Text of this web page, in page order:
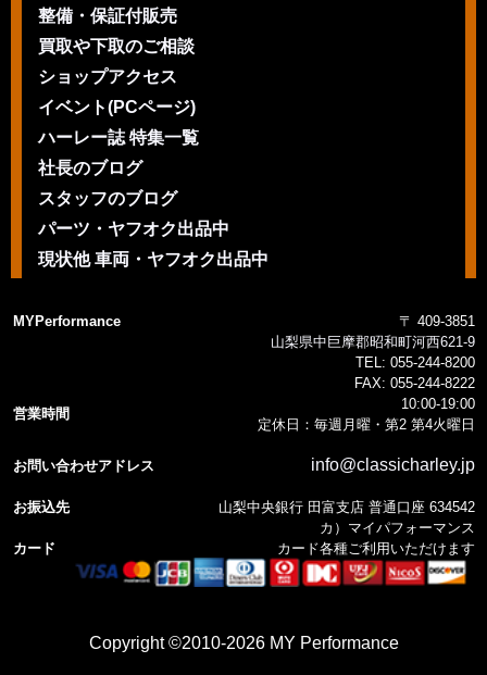
整備・保証付販売
買取や下取のご相談
ショップアクセス
イベント(PCページ)
ハーレー誌 特集一覧
社長のブログ
スタッフのブログ
パーツ・ヤフオク出品中
現状他 車両・ヤフオク出品中
MYPerformance
〒 409-3851
山梨県中巨摩郡昭和町河西621-9
TEL: 055-244-8200
FAX: 055-244-8222
営業時間
10:00-19:00
定休日：毎週月曜・第2 第4火曜日
お問い合わせアドレス info@classicharley.jp
お振込先
山梨中央銀行 田富支店 普通口座 634542
カ）マイパフォーマンス
カード
カード各種ご利用いただけます
Copyright ©2010-2026 MY Performance